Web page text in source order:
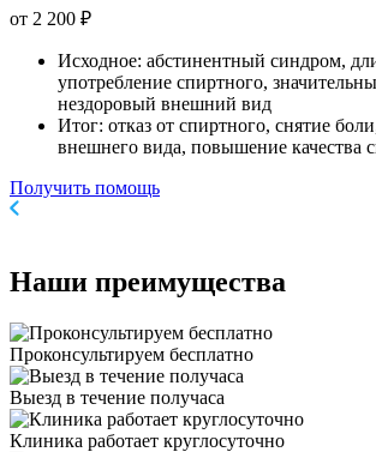
от 2 200 ₽
Исходное: абстинентный синдром,
употребление спиртного,
нездоровый внешний вид
Итог: отказ от спиртного, снятие
внешнего вида, повышение качества
Получить помощь
Наши преимущества
Проконсультируем бесплатно
Выезд в течение получаса
Клиника работает круглосуточно